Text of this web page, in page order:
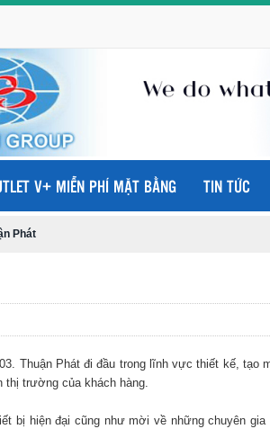
V+ MIỄN PHÍ MẶT BẰNG TIN TỨC
Phát
Thuận Phát đi đầu trong lĩnh vực thiết kế, tạo
thị trường của khách hàng.
bị hiện đại cũng như mời về những chuyên gia